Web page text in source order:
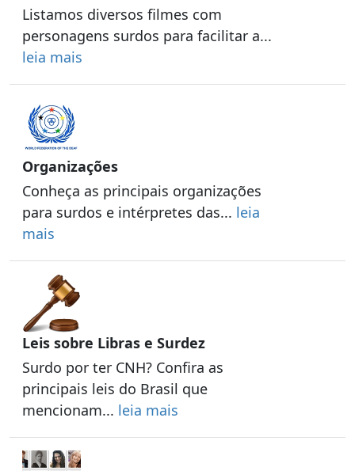
Listamos diversos filmes com
personagens surdos para facilitar a...
leia mais
Organizações
Conheça as principais organizações
para surdos e intérpretes das... leia
mais
Leis sobre Libras e Surdez
Surdo por ter CNH? Confira as
principais leis do Brasil que
mencionam... leia mais